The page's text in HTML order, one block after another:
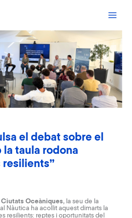
el debat sobre el
taula rodona
resilients”
Ciutats Oceàniques, la seu de la
Nàutica ha acollit aquest dimarts la
resilients: reptes i oportunitats del